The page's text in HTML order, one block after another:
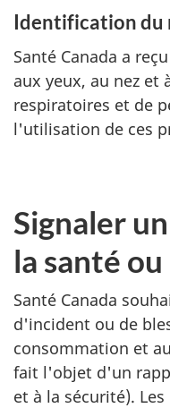
Identification du
Santé Canada a
aux yeux, au nez et
respiratoires et de
l'utilisation de ces
Signaler
la santé
Santé Canada
d'incident ou de
consommation et
fait l'objet d'un
et à la sécurité).